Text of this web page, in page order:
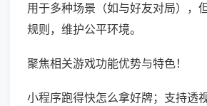
用于多种场景（如与好友对局），
规则，维护公平环境。
聚焦相关游戏功能优势与特色！
小程序跑得快怎么拿好牌；支持透